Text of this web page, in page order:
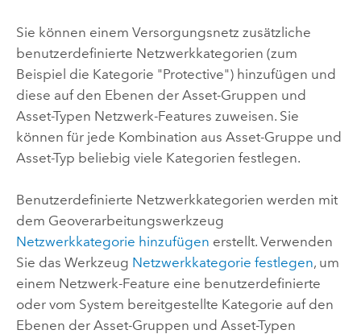
Sie können einem Versorgungsnetz zusätzliche
benutzerdefinierte Netzwerkkategorien (zum
Beispiel die Kategorie "Protective") hinzufügen und
diese auf den Ebenen der Asset-Gruppen und
Asset-Typen Netzwerk-Features zuweisen. Sie
können für jede Kombination aus Asset-Gruppe und
Asset-Typ beliebig viele Kategorien festlegen.
Benutzerdefinierte Netzwerkkategorien werden mit
dem Geoverarbeitungswerkzeug
Netzwerkkategorie hinzufügen erstellt. Verwenden
Sie das Werkzeug Netzwerkkategorie festlegen, um
einem Netzwerk-Feature eine benutzerdefinierte
oder vom System bereitgestellte Kategorie auf den
Ebenen der Asset-Gruppen und Asset-Typen